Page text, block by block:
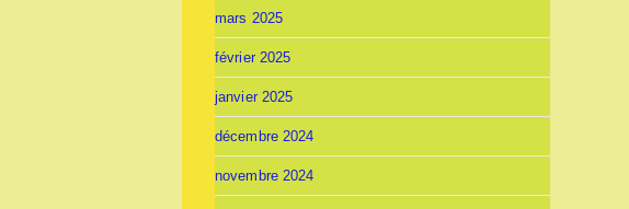
mars 2025
février 2025
janvier 2025
décembre 2024
novembre 2024